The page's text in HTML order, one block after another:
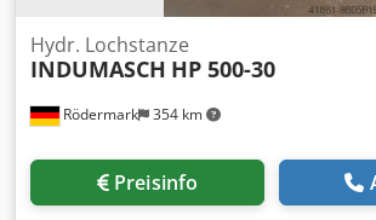
Rödermark 354 km
Hydr. Lochstanze
INDUMASCH HP 500-30
Preisinfo